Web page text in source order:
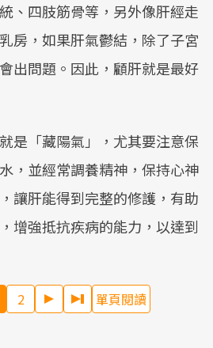
、四肢筋骨等，另外像肝經走
房，如果肝氣鬱結，除了子宮
出問題。因此，顧肝就是最好
是「藏陽氣」，尤其要注意保
，並經常調養精神，保持心神
讓肝能得到完整的修護，有助
增強抵抗疾病的能力，以達到
2 單頁閱讀